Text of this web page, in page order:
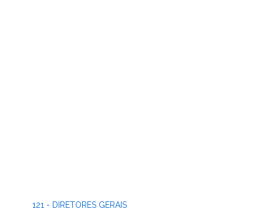
121 - DIRETORES GERAIS